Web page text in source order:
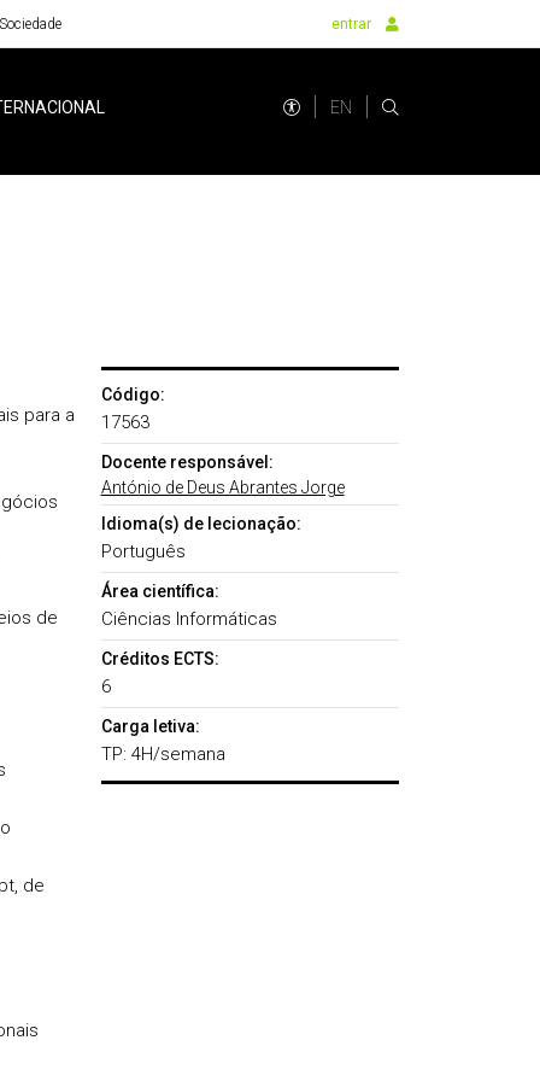
Sociedade entrar
EN
para a
de
de
Código:
17563
Docente responsável:
António de Deus Abrantes Jorge
Idioma(s) de lecionação:
Português
Área científica:
Ciências Informáticas
Créditos ECTS:
6
Carga letiva:
TP: 4H/semana